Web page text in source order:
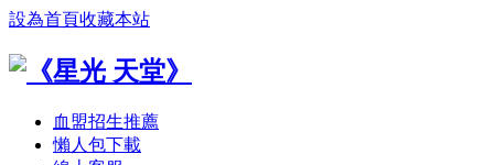
設為首頁收藏本站
血盟招生推薦
懶人包下載